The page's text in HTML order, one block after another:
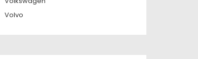
Volvo